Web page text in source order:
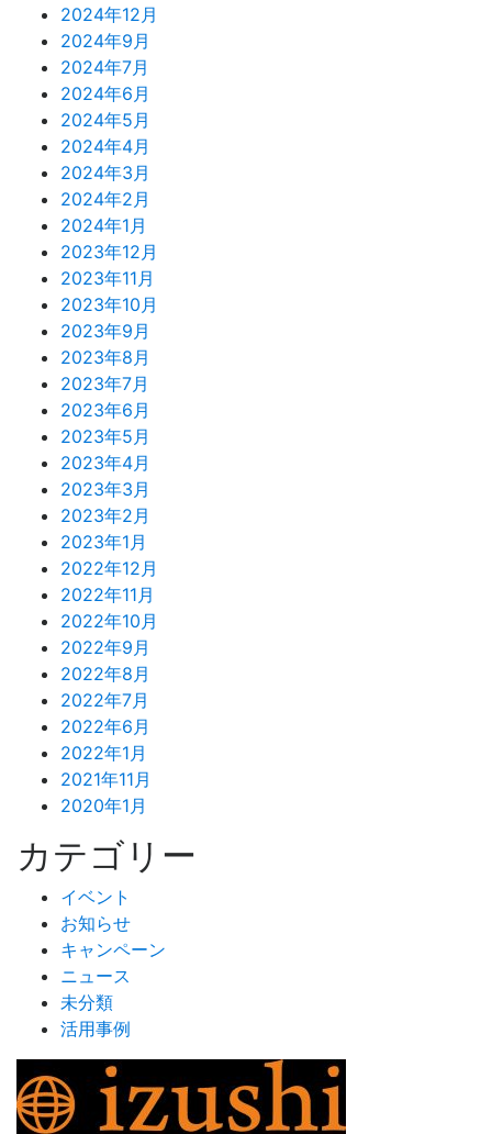
2024年12月
2024年9月
2024年7月
2024年6月
2024年5月
2024年4月
2024年3月
2024年2月
2024年1月
2023年12月
2023年11月
2023年10月
2023年9月
2023年8月
2023年7月
2023年6月
2023年5月
2023年4月
2023年3月
2023年2月
2023年1月
2022年12月
2022年11月
2022年10月
2022年9月
2022年8月
2022年7月
2022年6月
2022年1月
2021年11月
2020年1月
カテゴリー
イベント
お知らせ
キャンペーン
ニュース
未分類
活用事例